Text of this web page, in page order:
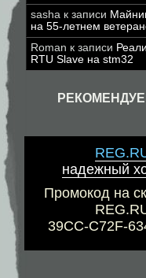
sasha к записи
на 55-летнем
Roman к записи
RTU Slave на stm32
надежный
Промокод на
39CC-C72F-